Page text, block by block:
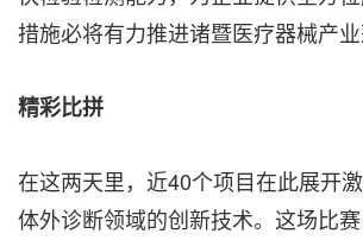
措施必将有力推进诸暨医疗器械产业
精彩比拼
在这两天里，近40个项目在此展开
体外诊断领域的创新技术。这场比赛